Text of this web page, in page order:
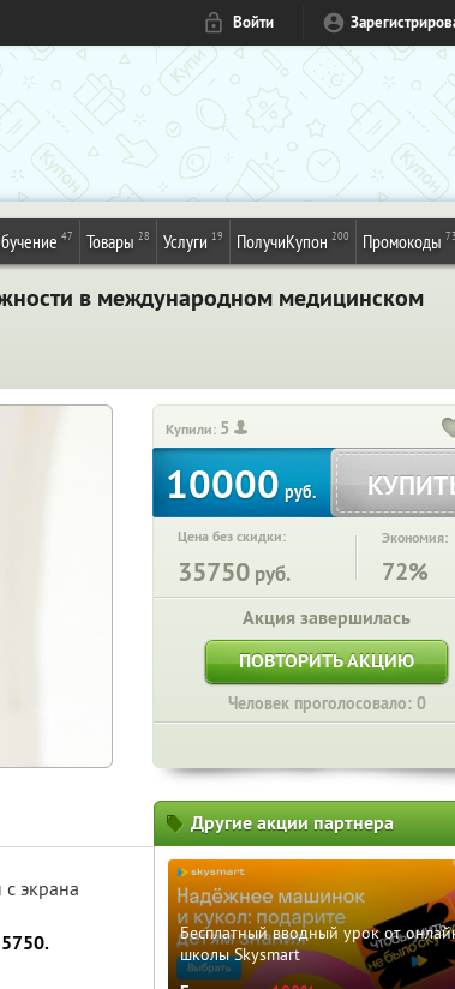
Войти
47 Товары 28 Услуги 19 ПолучиКупон 200 Промокоды 73
в международном медицинском
Купили: 5
10000 руб.
Цена без скидки:
35750 руб.
Экономия:
72%
Акция завершилась
ПОВТОРИТЬ АКЦИЮ
Человек проголосовало: 0
экрана
Другие акции партнера
Бесплатный вводный урок от
школы Skysmart